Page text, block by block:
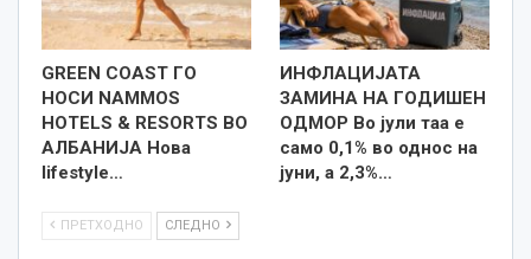
GREEN COAST ГО
НОСИ NAMMOS
HOTELS & RESORTS ВО
АЛБАНИЈА Нова
lifestyle…
ИНФЛАЦИЈАТА
ЗАМИНА НА ГОДИШЕН
ОДМОР Во јули таа е
само 0,1% во однос на
јуни, а 2,3%…
ПРЕТХОДНО СЛЕДНО